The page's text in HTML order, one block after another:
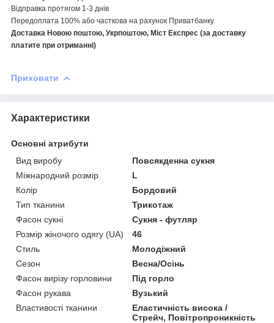
Відправка протягом 1-3 днів
Передоплата 100% або часткова на рахунок Приватбанку
Доставка Новою поштою, Укрпоштою, Міст Експрес (за доставку
платите при отриманні)
Приховати
Характеристики
Основні атрибути
Вид виробу
Повсякденна сукня
Міжнародний розмір
L
Колір
Бордовий
Тип тканини
Трикотаж
Фасон сукні
Сукня - футляр
Розмір жіночого одягу (UA)
46
Стиль
Молодіжний
Сезон
Весна/Осінь
Фасон вирізу горловини
Під горло
Фасон рукава
Вузький
Властивості тканини
Еластичність висока /
Стрейч, Повітропроникність